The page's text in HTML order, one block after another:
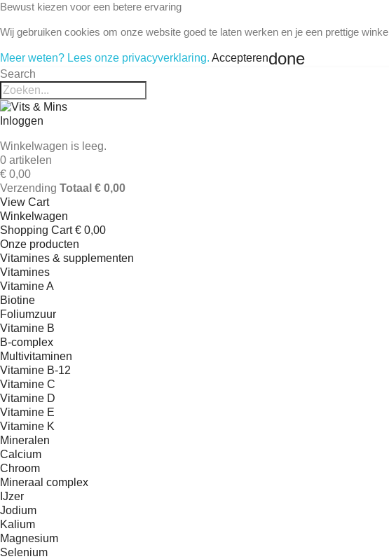
Bewust kiezen voor een betere ervaring
Wij gebruiken cookies om onze website goed te laten werken en je een prettige
Meer weten? Lees onze privacyverklaring. Accepterendone
Search
Inloggen
Winkelwagen is leeg.
0 artikelen
€ 0,00
Verzending Totaal € 0,00
View Cart
Winkelwagen
Shopping Cart € 0,00
Onze producten
Vitamines & supplementen
Vitamines
Vitamine A
Biotine
Foliumzuur
Vitamine B
B-complex
Multivitaminen
Vitamine B-12
Vitamine C
Vitamine D
Vitamine E
Vitamine K
Mineralen
Calcium
Chroom
Mineraal complex
IJzer
Jodium
Kalium
Magnesium
Selenium